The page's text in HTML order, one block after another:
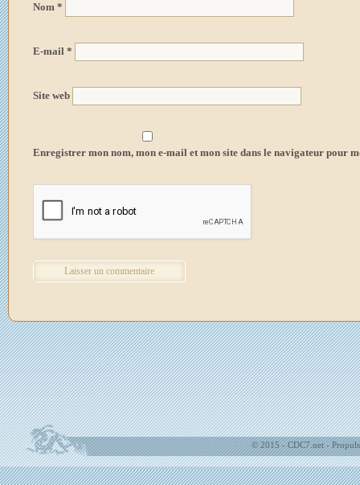
Nom *
E-mail *
Site web
Enregistrer mon nom, mon e-mail et mon site dans le navigateur pour
© 2015 - CDC7.net -